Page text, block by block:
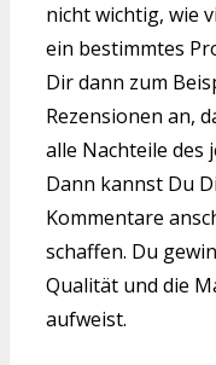
nicht wichtig, wie
ein bestimmtes
Dir dann zum
Rezensionen an,
alle Nachteile des
Dann kannst Du
Kommentare
schaffen. Du
Qualität und die
aufweist.